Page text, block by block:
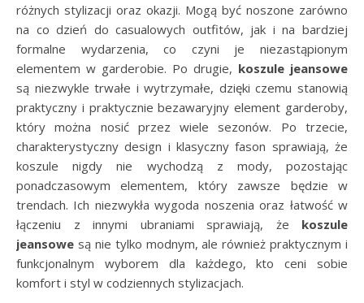
różnych stylizacji oraz okazji. Mogą być noszone zarówno
na co dzień do casualowych outfitów, jak i na bardziej
formalne wydarzenia, co czyni je niezastąpionym
elementem w garderobie. Po drugie, koszule jeansowe
są niezwykle trwałe i wytrzymałe, dzięki czemu stanowią
praktyczny i praktycznie bezawaryjny element garderoby,
który można nosić przez wiele sezonów. Po trzecie,
charakterystyczny design i klasyczny fason sprawiają, że
koszule nigdy nie wychodzą z mody, pozostając
ponadczasowym elementem, który zawsze będzie w
trendach. Ich niezwykła wygoda noszenia oraz łatwość w
łączeniu z innymi ubraniami sprawiają, że koszule
jeansowe są nie tylko modnym, ale również praktycznym i
funkcjonalnym wyborem dla każdego, kto ceni sobie
komfort i styl w codziennych stylizacjach.